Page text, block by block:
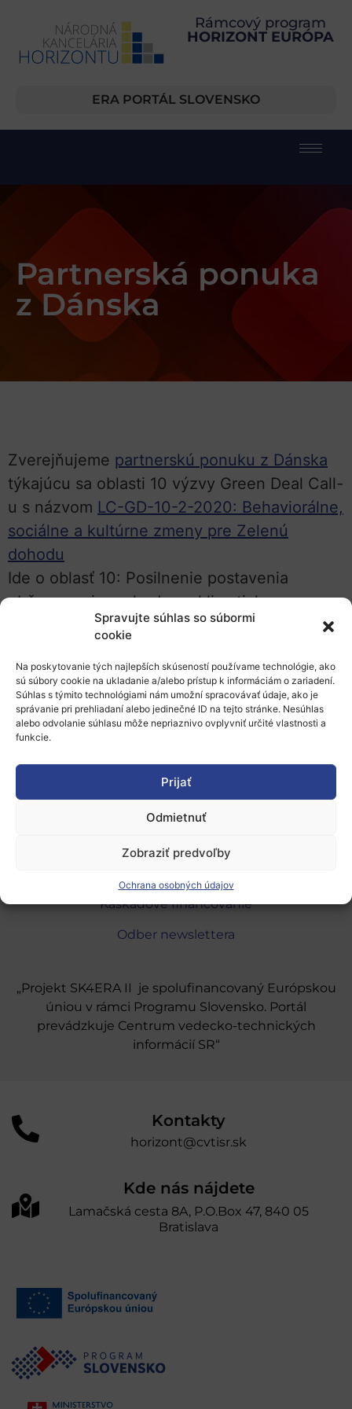
Spravujte súhlas so súbormi
cookie
Na poskytovanie tých najlepších skúseností používame technológie, ako
sú súbory cookie na ukladanie a/alebo prístup k informáciám o zariadení.
Súhlas s týmito technológiami nám umožní spracovávať údaje, ako je
správanie pri prehliadaní alebo jedinečné ID na tejto stránke. Nesúhlas
alebo odvolanie súhlasu môže nepriaznivo ovplyvniť určité vlastnosti a
funkcie.
Prijať
Odmietnuť
Zobraziť predvoľby
Ochrana osobných údajov
Rámcový program
HORIZONT EURÓPA
ERA PORTÁL SLOVENSKO
Partnerská ponuka
z Dánska
Zverejňujeme partnerskú ponuku z Dánska
týkajúcu sa oblasti 10 výzvy Green Deal Call-
u s názvom LC-GD-10-2-2020: Behaviorálne,
sociálne a kultúrne zmeny pre Zelenú
dohodu
Ide o oblasť 10: Posilnenie postavenia
občanov pri prechode na klimaticky
neutrálnu a udržateľnú Európu.
kas
O programe
Národné kontaktné body
Kaskádové financovanie
Odber newslettera
„Projekt SK4ERA II je spolufinancovaný Európskou
úniou v rámci Programu Slovensko. Portál
prevádzkuje Centrum vedecko-technických
informácií SR“
Kontakty
horizont@cvtisr.sk
Kde nás nájdete
Lamačská cesta 8A, P.O.Box 47, 840 05
Bratislava